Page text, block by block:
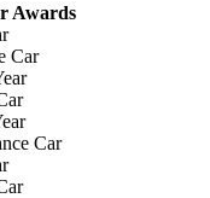
Awards
Car
Car